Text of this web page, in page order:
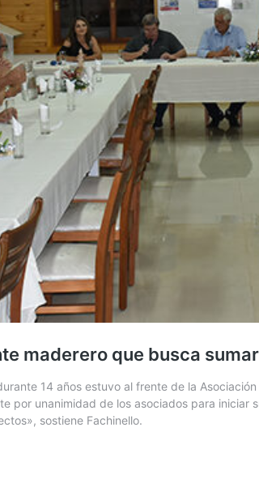
maderero que busca
14 años estuvo al frente de la
por unanimidad de los asociados para
sostiene Fachinello.